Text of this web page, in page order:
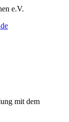
e.V.
mit dem